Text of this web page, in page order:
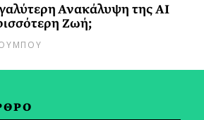
Ανακάλυψη της AI
Ζωή;